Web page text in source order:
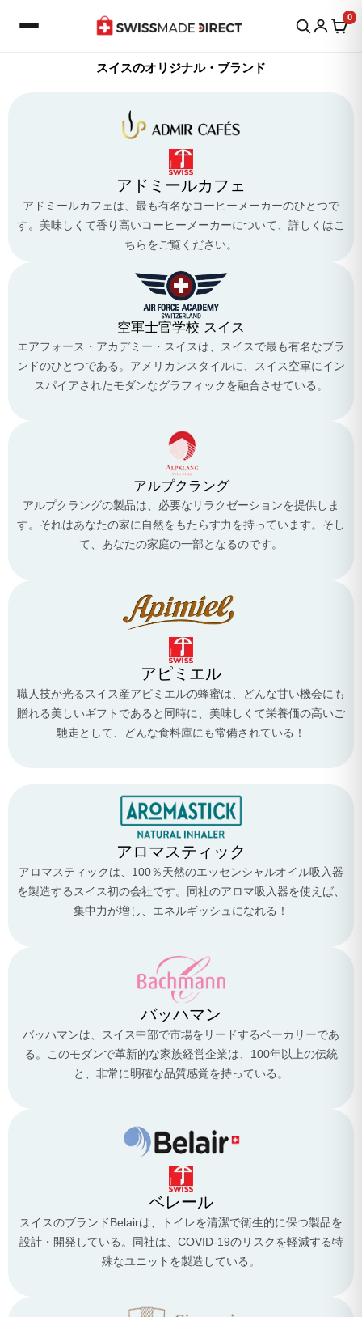
0
スイスのオリジナル・ブランド
アドミールカフェ
アドミールカフェは、最も有名なコーヒーメーカーのひとつで
す。美味しくて香り高いコーヒーメーカーについて、詳しくはこ
ちらをご覧ください。
空軍士官学校 スイス
エアフォース・アカデミー・スイスは、スイスで最も有名なブラ
ンドのひとつである。アメリカンスタイルに、スイス空軍にイン
スパイアされたモダンなグラフィックを融合させている。
アルプクラング
アルプクラングの製品は、必要なリラクゼーションを提供しま
す。それはあなたの家に自然をもたらす力を持っています。そし
て、あなたの家庭の一部となるのです。
アピミエル
職人技が光るスイス産アピミエルの蜂蜜は、どんな甘い機会にも
贈れる美しいギフトであると同時に、美味しくて栄養価の高いご
馳走として、どんな食料庫にも常備されている！
アロマスティック
アロマスティックは、100％天然のエッセンシャルオイル吸入器
を製造するスイス初の会社です。同社のアロマ吸入器を使えば、
集中力が増し、エネルギッシュになれる！
バッハマン
バッハマンは、スイス中部で市場をリードするベーカリーであ
る。このモダンで革新的な家族経営企業は、100年以上の伝統
と、非常に明確な品質感覚を持っている。
ベレール
スイスのブランドBelairは、トイレを清潔で衛生的に保つ製品を
設計・開発している。同社は、COVID-19のリスクを軽減する特
殊なユニットを製造している。